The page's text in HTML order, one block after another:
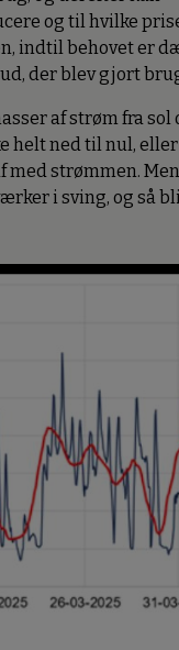
og til hvilke
indtil behovet er
der blev gjort
af strøm fra sol
helt ned til nul,
strømmen.
i sving, og så